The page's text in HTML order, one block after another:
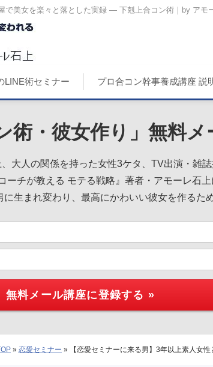
で美女を楽々と落とした実録 ― 下剋上合コン術｜by アモ
LINE術セミナー プロ合コン幹事養成講座 説
術・彼女作り」無料
大人の関係を持った女性3ケタ、TV出演・雑誌
ーチが教える モテる戦略』著者・アモーレ石上
生まれ変わり、最高にかわいい彼女を作るた
» 恋愛セミナー » 【恋愛セミナーに来る男】3年以上素人女